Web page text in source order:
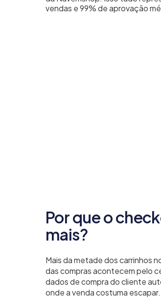
vendas e 99% de aprovação
Por que o
mais?
Mais da metade dos carrinhos
das compras acontecem pelo
dados de compra do cliente
onde a venda costuma escapar.